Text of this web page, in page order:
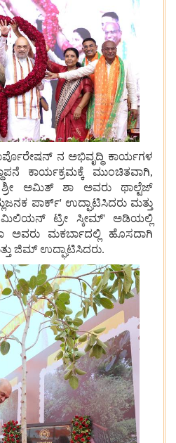
ನ ಅಭಿವೃದ್ಧಿ ಕಾರ್ಯಗಳ
ಕಾರ್ಯಕ್ರಮಕ್ಕೆ
ಮುಂಚಿತವಾಗಿ,
ಶ್ರೀ ಅಮಿತ್ ಶಾ ಅವರು
ಥಾಲ್ಟೆಜ್
ಪಾರ್ಕ್' ಉದ್ಘಾಟಿಸಿದರು ಮತ್ತು
ಮಿಲಿಯನ್
ಟ್ರೀ
ಸ್ಕೀಮ್' ಅಡಿಯಲ್ಲಿ
ಅವರು ಮಕರ್ಬಾದಲ್ಲಿ
ಹೊಸದಾಗಿ
ಜಿಮ್ ಉದ್ಘಾಟಿಸಿದರು.